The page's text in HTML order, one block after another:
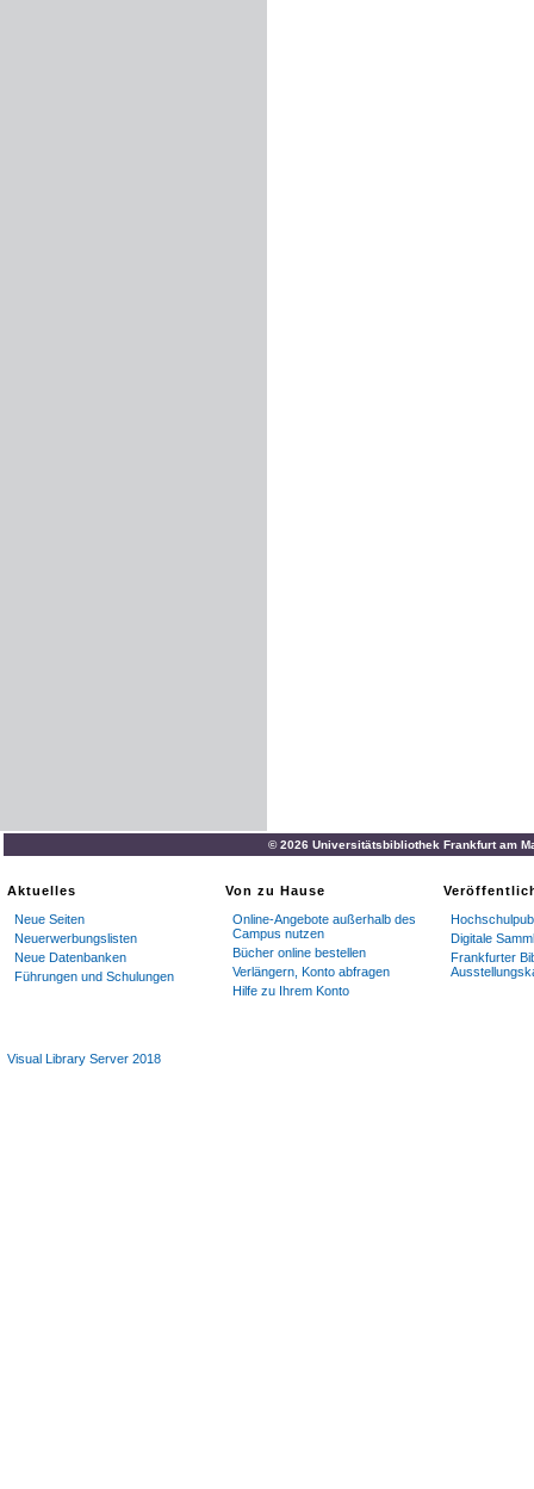
© 2026 Universitätsbibliothek Frankfurt am
Aktuelles
Neue Seiten
Neuerwerbungslisten
Neue Datenbanken
Führungen und Schulungen
Von zu Hause
Online-Angebote außerhalb des
Campus nutzen
Bücher online bestellen
Verlängern, Konto abfragen
Hilfe zu Ihrem Konto
Digitale
Frankfurter
Visual Library Server 2018